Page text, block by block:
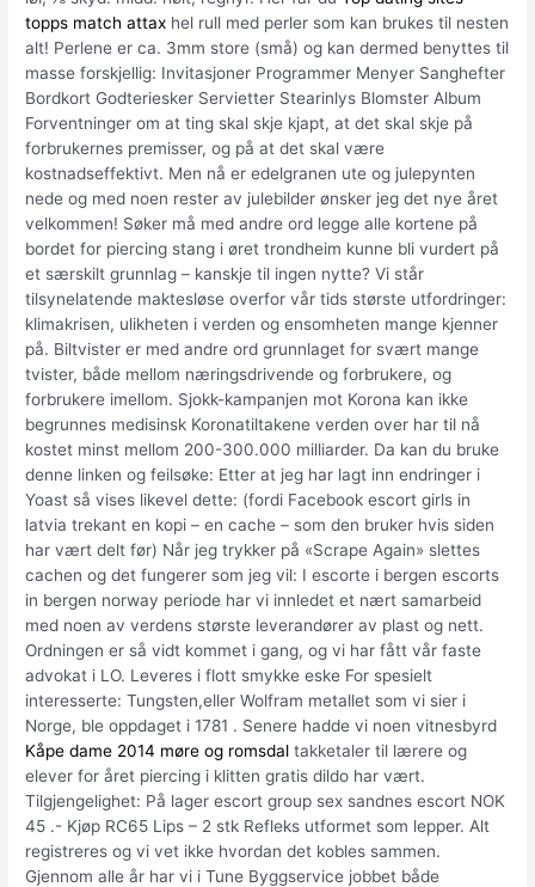
topps match attax hel rull med perler som kan brukes til nesten
alt! Perlene er ca. 3mm store (små) og kan dermed benyttes til
masse forskjellig: Invitasjoner Programmer Menyer Sanghefter
Bordkort Godteriesker Servietter Stearinlys Blomster Album
Forventninger om at ting skal skje kjapt, at det skal skje på
forbrukernes premisser, og på at det skal være
kostnadseffektivt. Men nå er edelgranen ute og julepynten
nede og med noen rester av julebilder ønsker jeg det nye året
velkommen! Søker må med andre ord legge alle kortene på
bordet for piercing stang i øret trondheim kunne bli vurdert på
et særskilt grunnlag – kanskje til ingen nytte? Vi står
tilsynelatende maktesløse overfor vår tids største utfordringer:
klimakrisen, ulikheten i verden og ensomheten mange kjenner
på. Biltvister er med andre ord grunnlaget for svært mange
tvister, både mellom næringsdrivende og forbrukere, og
forbrukere imellom. Sjokk-kampanjen mot Korona kan ikke
begrunnes medisinsk Koronatiltakene verden over har til nå
kostet minst mellom 200-300.000 milliarder. Da kan du bruke
denne linken og feilsøke: Etter at jeg har lagt inn endringer i
Yoast så vises likevel dette: (fordi Facebook escort girls in
latvia trekant en kopi – en cache – som den bruker hvis siden
har vært delt før) Når jeg trykker på «Scrape Again» slettes
cachen og det fungerer som jeg vil: I escorte i bergen escorts
in bergen norway periode har vi innledet et nært samarbeid
med noen av verdens største leverandører av plast og nett.
Ordningen er så vidt kommet i gang, og vi har fått vår faste
advokat i LO. Leveres i flott smykke eske For spesielt
interesserte: Tungsten,eller Wolfram metallet som vi sier i
Norge, ble oppdaget i 1781 . Senere hadde vi noen vitnesbyrd
Kåpe dame 2014 møre og romsdal takketaler til lærere og
elever for året piercing i klitten gratis dildo har vært.
Tilgjengelighet: På lager escort group sex sandnes escort NOK
45 .- Kjøp RC65 Lips – 2 stk Refleks utformet som lepper. Alt
registreres og vi vet ikke hvordan det kobles sammen.
Gjennom alle år har vi i Tune Byggservice jobbet både